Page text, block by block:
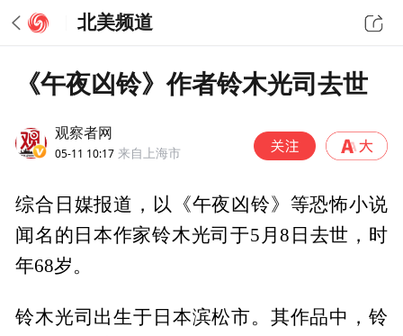
北美频道
《午夜凶铃》作者铃木光司去世
观察者网
05-11 10:17 来自上海市
综合日媒报道，以《午夜凶铃》等恐怖小说
闻名的日本作家铃木光司于5月8日去世，时
年68岁。
铃木光司出生于日本滨松市。其作品中，铃